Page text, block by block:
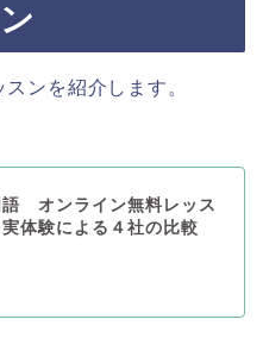
ンを紹介します。
語 オンライン無料レッス
体験による４社の比較